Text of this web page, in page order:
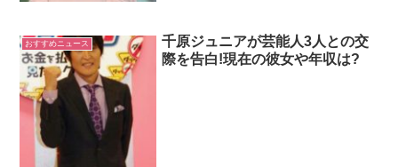
おすすめニュース
千原ジュニアが芸能人3人との交
際を告白!現在の彼女や年収は?